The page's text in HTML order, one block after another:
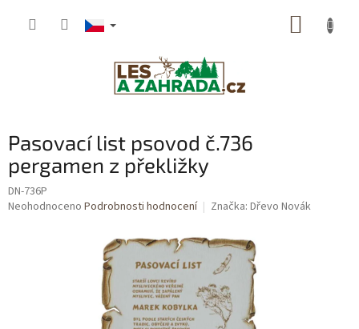
Pasovací list psovod č.736
pergamen z překližky
DN-736P
Průměrné
Neohodnoceno Podrobnosti hodnocení Značka: Dřevo Novák